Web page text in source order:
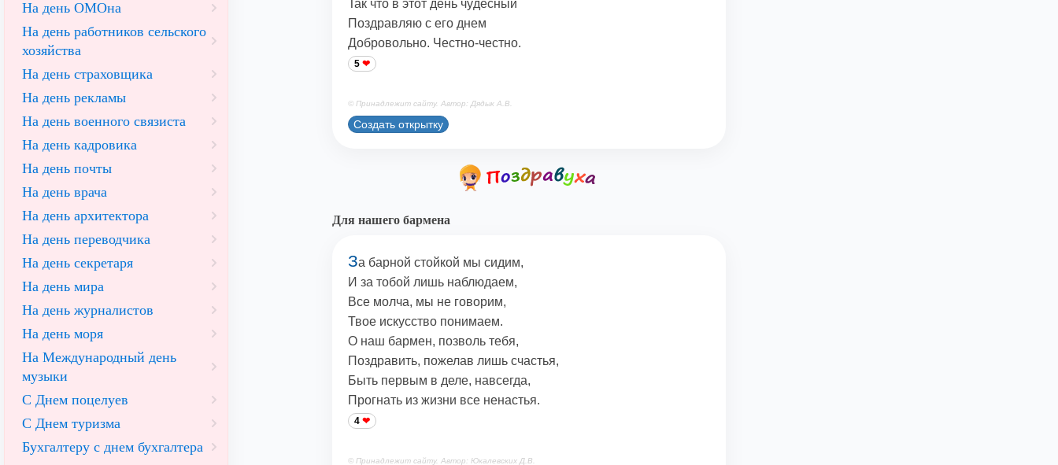
Taк чтo в этoт дeнь чyдecный
Пoздpaвляю c eгo днeм
Дoбpoвoльнo. Чecтнo-чecтнo.
5
© Принадлежит сайту. Автор: Дядык А.В.
Создать открытку
Для нашего бармена
За барной стойкой мы сидим,
И за тобой лишь наблюдаем,
Все молча, мы не говорим,
Твое искусство понимаем.
О наш бармен, позволь тебя,
Поздравить, пожелав лишь счастья,
Быть первым в деле, навсегда,
Прогнать из жизни все ненастья.
4
© Принадлежит сайту. Автор: Юкалевских Д.В.
На день ОМОна
На день работников сельского
хозяйства
На день страховщика
На день рекламы
На день военного связиста
На день кадровика
На день почты
На день врача
На день архитектора
На день переводчика
На день секретаря
На день мира
На день журналистов
На день моря
На Международный день
музыки
С Днем поцелуев
С Днем туризма
Бухгалтеру с днем бухгалтера